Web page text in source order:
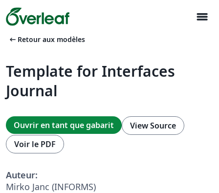
menu
arrow_left_alt Retour aux modèles
Template for Interfaces
Journal
Ouvrir en tant que gabarit
View Source
Voir le PDF
Auteur:
Mirko Janc (INFORMS)